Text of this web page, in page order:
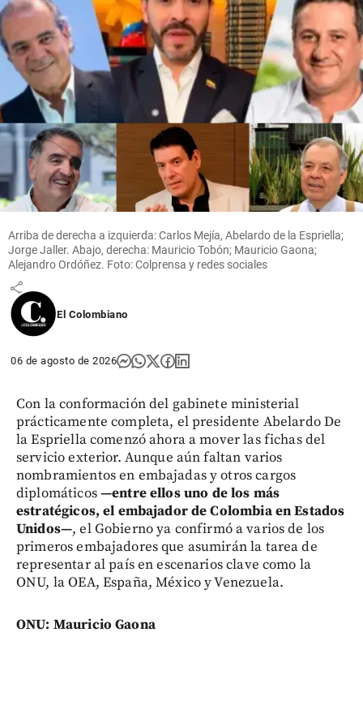
share
Fútbol
Santos
respaldó
a Neymar
tras la
polémica
Copa de
Brasil
share
Arriba de derecha a izquierda: Carlos Mejía, Abelardo de la Espriella;
Jorge Jaller. Abajo, derecha: Mauricio Tobón; Mauricio Gaona;
Alejandro Ordóñez. Foto: Colprensa y redes sociales
El Colombiano
06 de agosto de 2026
Con la conformación del gabinete ministerial
prácticamente completa, el presidente Abelardo De
la Espriella comenzó ahora a mover las fichas del
servicio exterior. Aunque aún faltan varios
nombramientos en embajadas y otros cargos
diplomáticos—entre ellos uno de los más
estratégicos, el embajador de Colombia en Estados
Unidos—, el Gobierno ya confirmó a varios de los
primeros embajadores que asumirán la tarea de
representar al país en escenarios clave como la
ONU, la OEA, España, México y Venezuela.
ONU: Mauricio Gaona